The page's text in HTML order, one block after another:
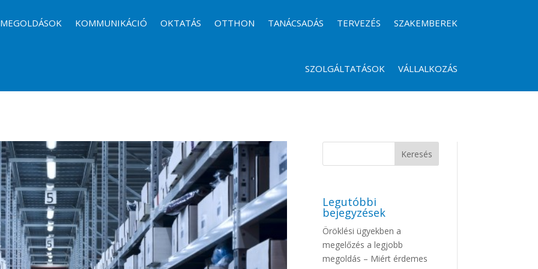
KOMMUNIKÁCIÓ OKTATÁS OTTHON TANÁCSADÁS TERVEZÉS SZAKEMBEREK
SZOLGÁLTATÁSOK VÁLLALKOZÁS
Legutóbbi
bejegyzések
Öröklési ügyekben a
megelőzés a legjobb
megoldás – Miért érdemes